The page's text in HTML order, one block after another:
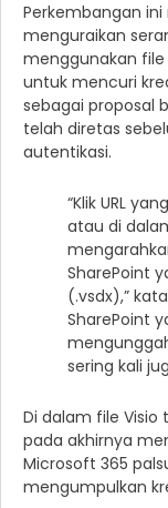
Perkembangan
menguraikan
menggunakan
untuk mencuri
sebagai proposal
telah diretas
autentikasi.
“Klik URL
atau di
SharePoint
(.vsdx),”
SharePoint
sering kali
Di dalam file
pada akhirnya
Microsoft 365
mengumpulkan